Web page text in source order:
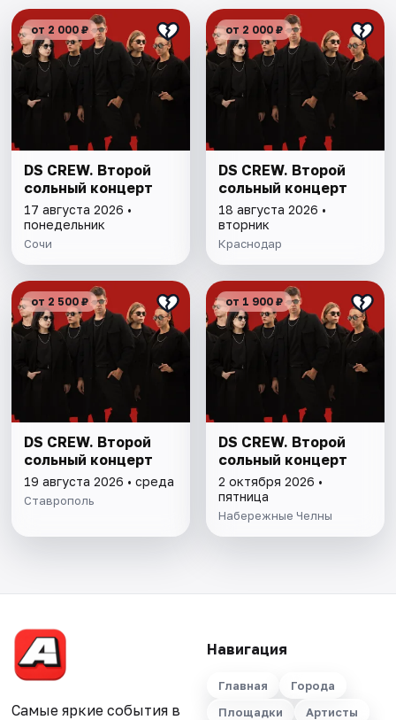
от 2 000 ₽
DS CREW. Второй
сольный концерт
17 августа 2026 •
понедельник
Сочи
от 2 000 ₽
DS CREW. Второй
сольный концерт
18 августа 2026 •
вторник
Краснодар
от 2 500 ₽
DS CREW. Второй
сольный концерт
19 августа 2026 • среда
Ставрополь
от 1 900 ₽
DS CREW. Второй
сольный концерт
2 октября 2026 •
пятница
Набережные Челны
Самые яркие события в
Навигация
Главная
Города
Площадки
Артисты